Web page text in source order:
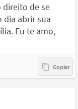
direito de se
dia abrir sua
Eu te amo,